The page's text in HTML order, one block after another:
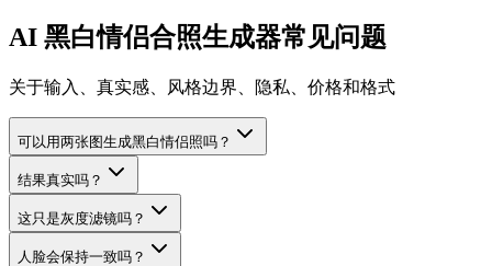
AI 黑白情侣合照生成器常见问题
关于输入、真实感、风格边界、隐私、价格和格式
可以用两张图生成黑白情侣照吗？
结果真实吗？
这只是灰度滤镜吗？
人脸会保持一致吗？